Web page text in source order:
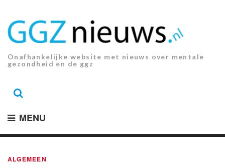
inhoud.
Onafhankelijke website met nieuws over mentale
gezondheid en de ggz
MENU
ALGEMEEN